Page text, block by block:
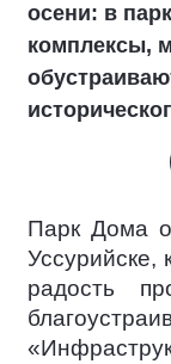
осени: в
комплексы,
Парк Дома
Уссурийске,
радость